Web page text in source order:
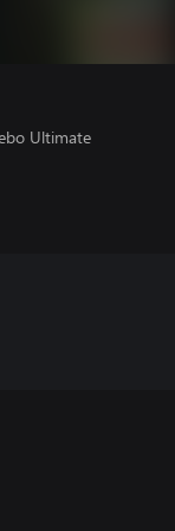
Ultimate